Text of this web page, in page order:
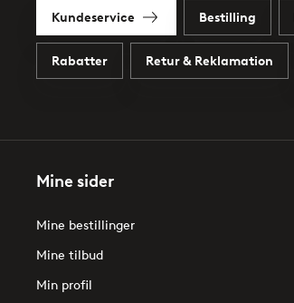
Kundeservice Bestilling
Rabatter Retur & Reklamation
Mine sider
Mine bestillinger
Mine tilbud
Min profil